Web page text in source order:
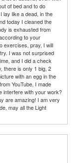
of bed and to do
lay like a dead, in the
today I cleaned the
is exhausted from
to your
exercises, pray, I will
I was not surprised
and I did a check
there is only 1 big, 2
with an egg in the
YouTube, I made
interfere with your work?
are amazing! I am very
may all the Light